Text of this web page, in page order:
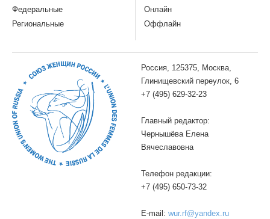
Федеральные
Региональные
Онлайн
Оффлайн
Россия, 125375, Москва,
Глинищевский переулок, 6
+7 (495) 629-32-23
Главный редактор:
Чернышёва Елена
Вячеславовна
Телефон редакции:
+7 (495) 650-73-32
E-mail: wur.rf@yandex.ru